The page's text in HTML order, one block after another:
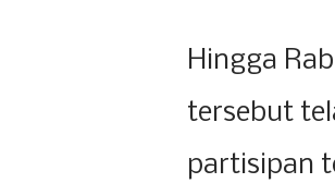
Hingga
tersebut
partisipan